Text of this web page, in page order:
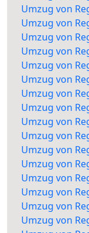
Umzug von
Umzug von
Umzug von
Umzug von
Umzug von
Umzug von
Umzug von
Umzug von
Umzug von
Umzug von
Umzug von
Umzug von
Umzug von
Umzug von
Umzug von
Umzug von